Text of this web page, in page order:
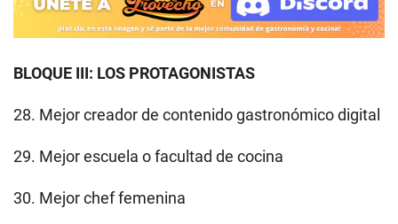
BLOQUE III: LOS PROTAGONISTAS
28. Mejor creador de contenido gastronómico digital
29. Mejor escuela o facultad de cocina
30. Mejor chef femenina